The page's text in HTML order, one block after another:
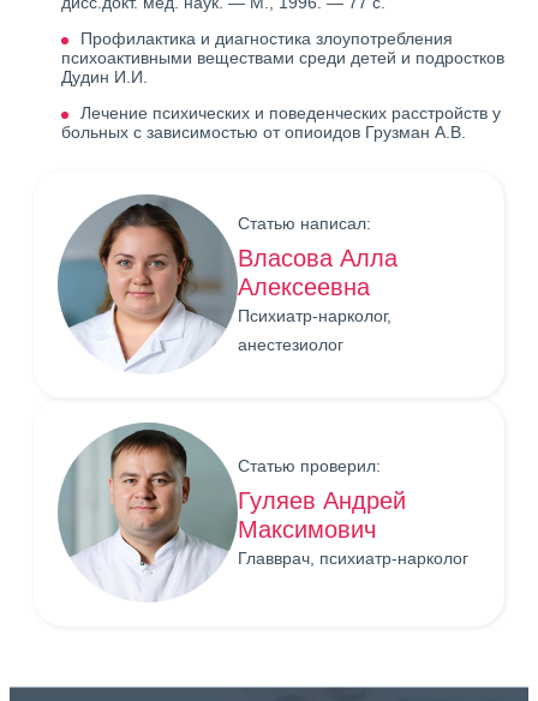
Профилактика и диагностика злоупотребления
психоактивными веществами среди детей и подростков
Дудин И.И.
Лечение психических и поведенческих расстройств у
больных с зависимостью от опиоидов Грузман А.В.
Статью написал:
Власова Алла
Алексеевна
Психиатр-нарколог,
анестезиолог
Статью проверил:
Гуляев Андрей
Максимович
Главврач, психиатр-нарколог